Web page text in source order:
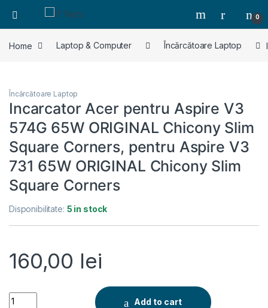
0
Home Laptop & Computer Încărcătoare Laptop
Încărcătoare Laptop
Incarcator Acer pentru Aspire V3
574G 65W ORIGINAL Chicony Slim
Square Corners, pentru Aspire V3
731 65W ORIGINAL Chicony Slim
Square Corners
Disponibilitate: 5 in stock
160,00 lei
Incarcator Acer pentru Aspire V3 574G 65W ORIGINAL
Add to cart